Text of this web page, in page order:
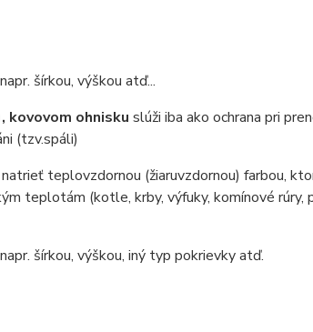
šírkou, výškou atď...
kovovom ohnisku slúži iba ako ochrana pri
(tzv.spáli)
teplovzdornou (žiaruvzdornou) farbou,
teplotám (kotle, krby, výfuky, komínové rúry,
šírkou, výškou, iný typ pokrievky atď.